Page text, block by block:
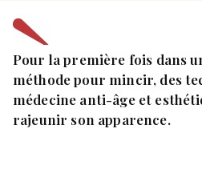
Pour la première fois dans
méthode pour mincir, des
médecine anti-âge et
rajeunir son apparence.